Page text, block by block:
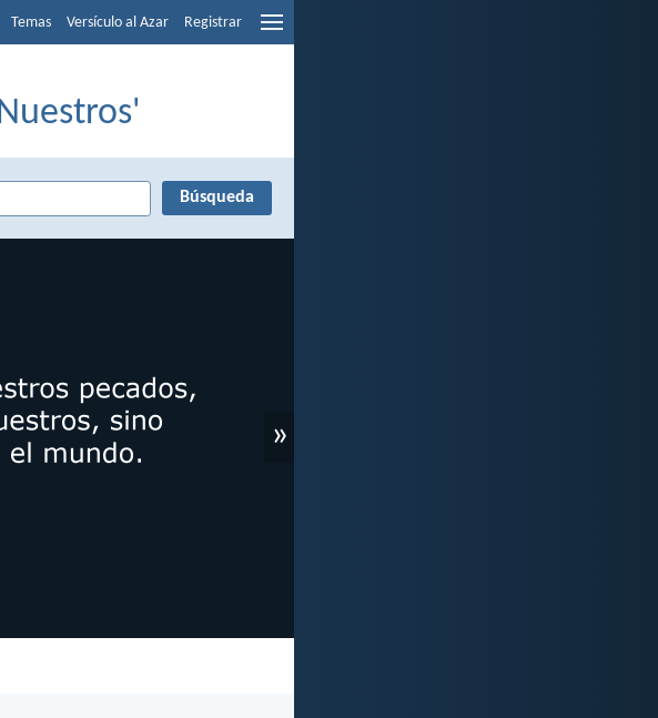
Temas Versículo al Azar Registrar
»